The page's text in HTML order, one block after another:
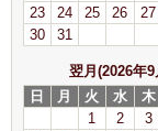
23
24 25 26 27
30
31
翌月(2026年9
日
月 火 水 木
1
2 3